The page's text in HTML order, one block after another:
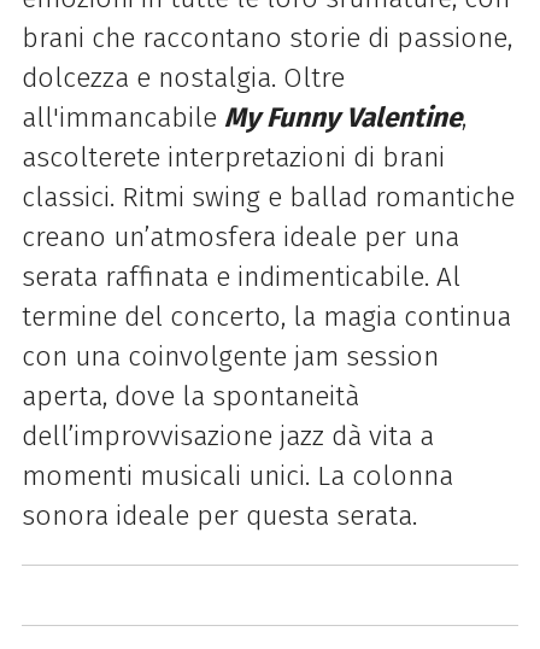
brani che raccontano storie di passione,
dolcezza e nostalgia. Oltre
all'immancabile My Funny Valentine,
ascolterete interpretazioni di brani
classici. Ritmi swing e ballad romantiche
creano un’atmosfera ideale per una
serata raffinata e indimenticabile. Al
termine del concerto, la magia continua
con una coinvolgente jam session
aperta, dove la spontaneità
dell’improvvisazione jazz dà vita a
momenti musicali unici. La colonna
sonora ideale per questa serata.